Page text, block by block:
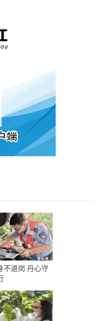
不退岗 丹心守